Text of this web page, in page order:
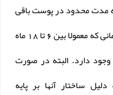
مدت محدود در پوست باقی
می‌مانند؛ پس از یک مدت زمانی که معمولا بین 6 تا 18 ماه
دارد. البته در صورت
ساختار آنها بر پایه